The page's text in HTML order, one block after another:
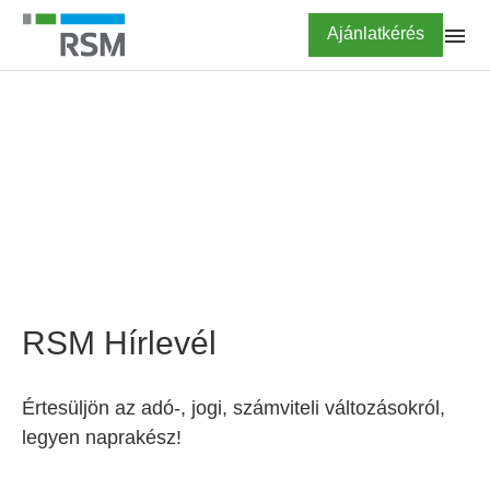
Ugrás
tartalomra
Highlighted
Ajánlatkérés
RSM Hírlevél
Értesüljön az adó-, jogi, számviteli változásokról,
legyen naprakész!